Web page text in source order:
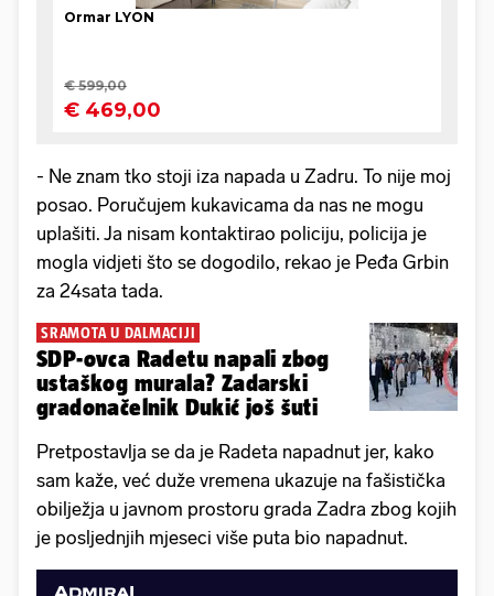
- Ne znam tko stoji iza napada u Zadru. To nije moj
posao. Poručujem kukavicama da nas ne mogu
uplašiti. Ja nisam kontaktirao policiju, policija je
mogla vidjeti što se dogodilo, rekao je Peđa Grbin
za 24sata tada.
SRAMOTA U DALMACIJI
SDP-ovca Radetu napali zbog
ustaškog murala? Zadarski
gradonačelnik Dukić još šuti
Pretpostavlja se da je Radeta napadnut jer, kako
sam kaže, već duže vremena ukazuje na fašistička
obilježja u javnom prostoru grada Zadra zbog kojih
je posljednjih mjeseci više puta bio napadnut.